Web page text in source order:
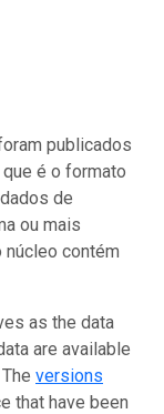
publicados
é o formato
de
ou mais
contém
as the data
are available
versions
that have been